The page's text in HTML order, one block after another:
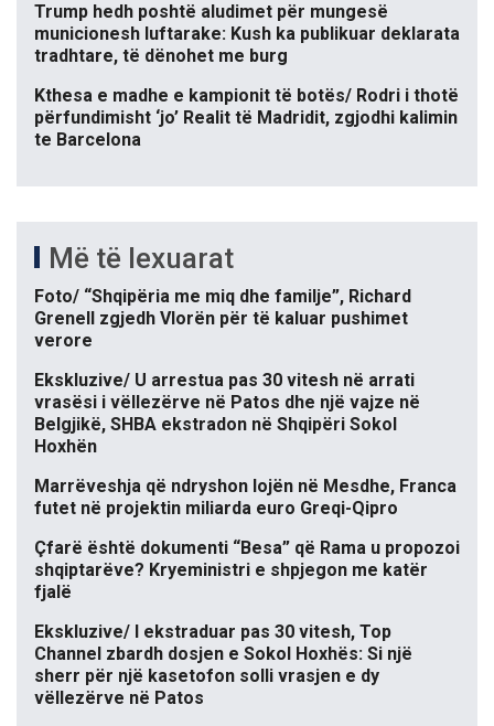
Trump hedh poshtë aludimet për mungesë
municionesh luftarake: Kush ka publikuar deklarata
tradhtare, të dënohet me burg
Kthesa e madhe e kampionit të botës/ Rodri i thotë
përfundimisht ‘jo’ Realit të Madridit, zgjodhi kalimin
te Barcelona
Më të lexuarat
Foto/ “Shqipëria me miq dhe familje”, Richard
Grenell zgjedh Vlorën për të kaluar pushimet
verore
Ekskluzive/ U arrestua pas 30 vitesh në arrati
vrasësi i vëllezërve në Patos dhe një vajze në
Belgjikë, SHBA ekstradon në Shqipëri Sokol
Hoxhën
Marrëveshja që ndryshon lojën në Mesdhe, Franca
futet në projektin miliarda euro Greqi-Qipro
Çfarë është dokumenti “Besa” që Rama u propozoi
shqiptarëve? Kryeministri e shpjegon me katër
fjalë
Ekskluzive/ I ekstraduar pas 30 vitesh, Top
Channel zbardh dosjen e Sokol Hoxhës: Si një
sherr për një kasetofon solli vrasjen e dy
vëllezërve në Patos